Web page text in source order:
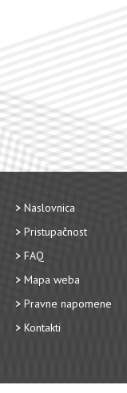
Naslovnica
Pristupačnost
FAQ
Mapa weba
Pravne napomene
Kontakti